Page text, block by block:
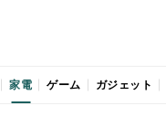
家電 ゲーム ガジェット